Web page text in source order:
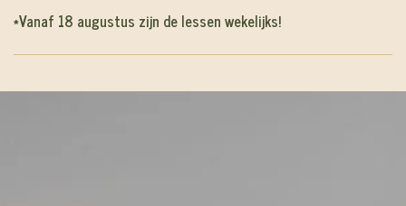
*Vanaf 18 augustus zijn de lessen wekelijks!